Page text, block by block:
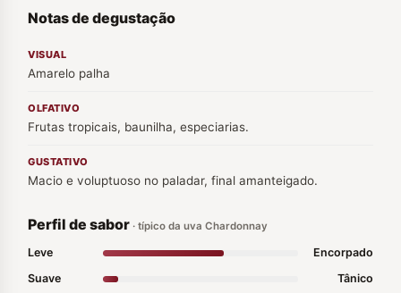
Notas de degustação
VISUAL
Amarelo palha
OLFATIVO
Frutas tropicais, baunilha, especiarias.
GUSTATIVO
Macio e voluptuoso no paladar, final amanteigado.
Perfil de sabor · típico da uva Chardonnay
Leve
Encorpado
Suave
Tânico